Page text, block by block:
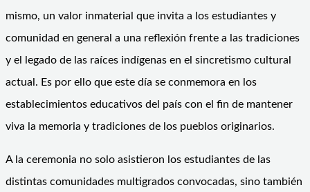
mismo, un valor inmaterial que invita a los estudiantes y
comunidad en general a una reflexión frente a las tradiciones
y el legado de las raíces indígenas en el sincretismo cultural
actual. Es por ello que este día se conmemora en los
establecimientos educativos del país con el fin de mantener
viva la memoria y tradiciones de los pueblos originarios.
A la ceremonia no solo asistieron los estudiantes de las
distintas comunidades multigrados convocadas, sino también